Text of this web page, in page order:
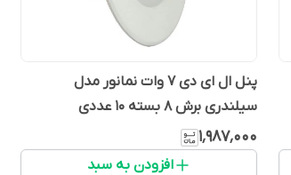
پنل ال ای دی 7 وات نمانور مدل
سیلندری برش 8 بسته 10 عددی
۱٬۹۸۷٬۰۰۰
افزودن به سبد